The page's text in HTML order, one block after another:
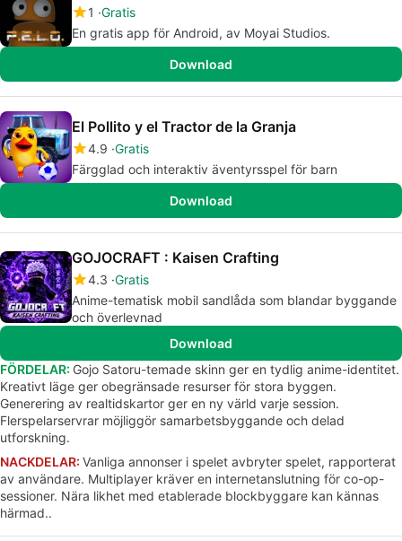
1 Gratis
En gratis app för Android, av Moyai Studios.
Download
El Pollito y el Tractor de la Granja
4.9 Gratis
Färgglad och interaktiv äventyrsspel för barn
Download
GOJOCRAFT : Kaisen Crafting
4.3 Gratis
Anime-tematisk mobil sandlåda som blandar byggande
och överlevnad
Download
FÖRDELAR: Gojo Satoru-temade skinn ger en tydlig anime-identitet.
Kreativt läge ger obegränsade resurser för stora byggen.
Generering av realtidskartor ger en ny värld varje session.
Flerspelarservrar möjliggör samarbetsbyggande och delad
utforskning.
NACKDELAR: Vanliga annonser i spelet avbryter spelet, rapporterat
av användare. Multiplayer kräver en internetanslutning för co-op-
sessioner. Nära likhet med etablerade blockbyggare kan kännas
härmad..